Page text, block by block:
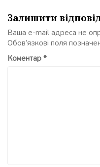
Залишити
Ваша e-mail адреса не
Обов’язкові поля
Коментар *